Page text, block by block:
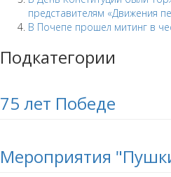
представителям «Движения
В Почепе прошел митинг в
Подкатегории
75 лет Победе
Мероприятия